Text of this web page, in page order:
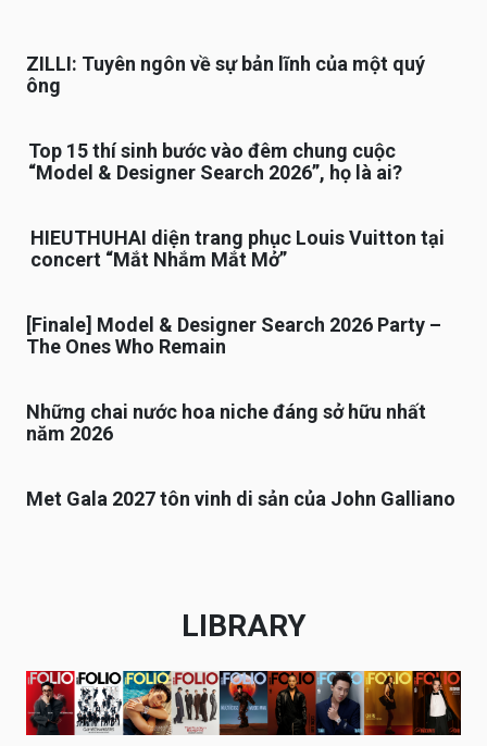
ZILLI: Tuyên ngôn về sự bản lĩnh của một quý
ông
Top 15 thí sinh bước vào đêm chung cuộc
“Model & Designer Search 2026”, họ là ai?
HIEUTHUHAI diện trang phục Louis Vuitton tại
concert “Mắt Nhắm Mắt Mở”
[Finale] Model & Designer Search 2026 Party –
The Ones Who Remain
Những chai nước hoa niche đáng sở hữu nhất
năm 2026
Met Gala 2027 tôn vinh di sản của John Galliano
LIBRARY